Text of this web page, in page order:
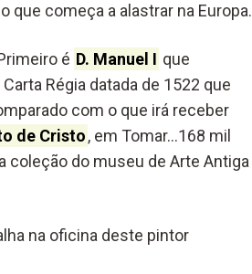
começa a alastrar na Europa.
é D. Manuel I que
Régia datada de 1522 que
com o que irá receber
de Cristo, em Tomar…168 mil
coleção do museu de Arte Antiga
na oficina deste pintor